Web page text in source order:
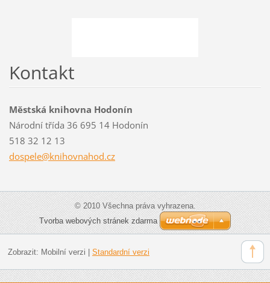
Kontakt
Městská knihovna Hodonín
Národní třída 36 695 14 Hodonín
518 32 12 13
dospele@knihovnahod.cz
© 2010 Všechna práva vyhrazena.
Tvorba webových stránek zdarma
Zobrazit: Mobilní verzi Standardní verzi